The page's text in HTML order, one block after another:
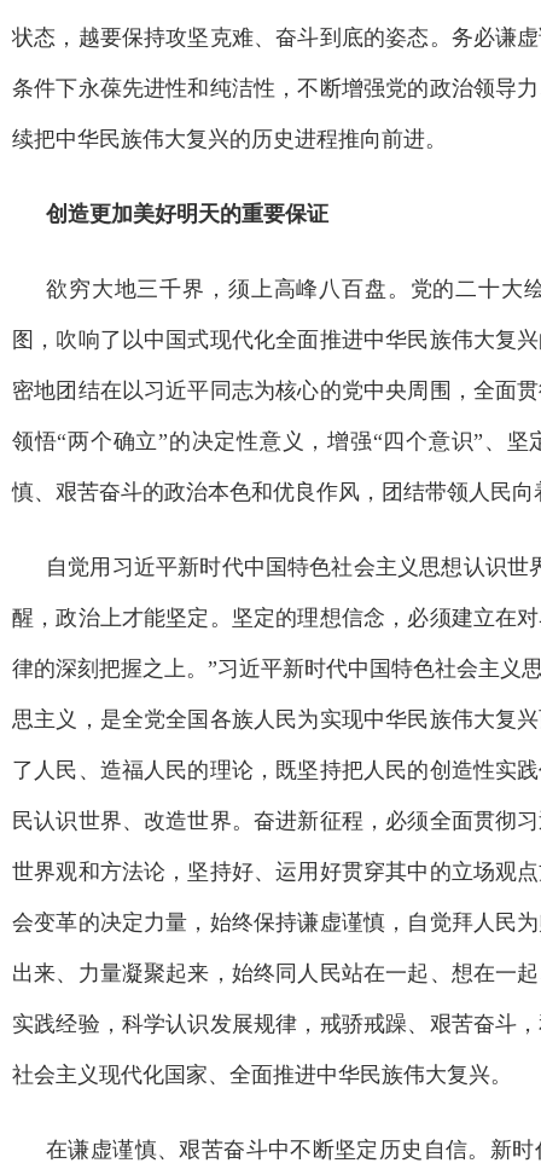
状态，越要保持攻坚克难、奋斗到底的姿态。务必谦
条件下永葆先进性和纯洁性，不断增强党的政治领导
续把中华民族伟大复兴的历史进程推向前进。
创造更加美好明天的重要保证
欲穷大地三千界，须上高峰八百盘。党的二十大
图，吹响了以中国式现代化全面推进中华民族伟大复
密地团结在以习近平同志为核心的党中央周围，全面
领悟“两个确立”的决定性意义，增强“四个意识”、
慎、艰苦奋斗的政治本色和优良作风，团结带领人民
自觉用习近平新时代中国特色社会主义思想认识
醒，政治上才能坚定。坚定的理想信念，必须建立在
律的深刻把握之上。”习近平新时代中国特色社会主义
思主义，是全党全国各族人民为实现中华民族伟大复
了人民、造福人民的理论，既坚持把人民的创造性实
民认识世界、改造世界。奋进新征程，必须全面贯彻
世界观和方法论，坚持好、运用好贯穿其中的立场观
会变革的决定力量，始终保持谦虚谨慎，自觉拜人民
出来、力量凝聚起来，始终同人民站在一起、想在一
实践经验，科学认识发展规律，戒骄戒躁、艰苦奋斗
社会主义现代化国家、全面推进中华民族伟大复兴。
在谦虚谨慎、艰苦奋斗中不断坚定历史自信。新